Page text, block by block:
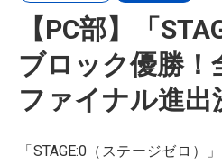
中学校
進路情報
【PC部】「
ブロック優勝！
ファイナル進出
「STAGE:0（ステージゼロ）